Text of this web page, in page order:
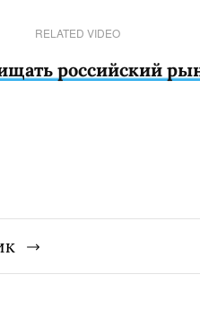
RELATED VIDEO
российский